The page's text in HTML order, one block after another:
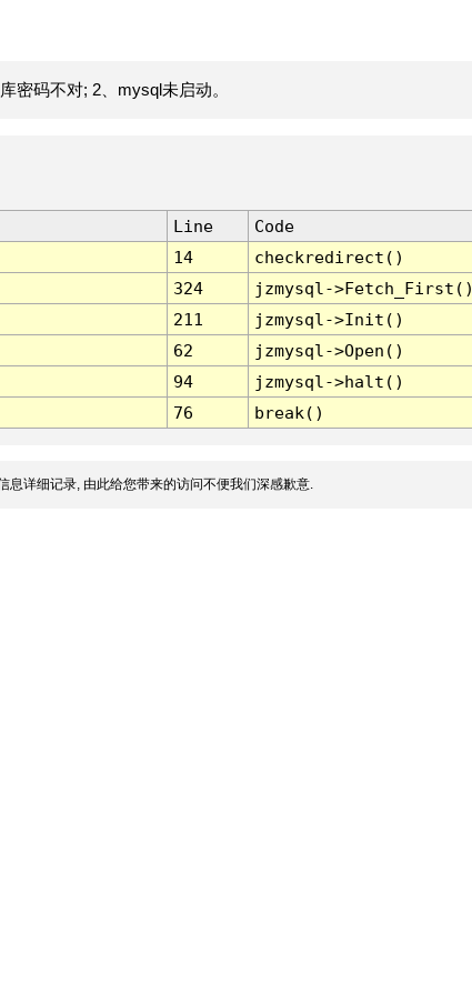
密码不对; 2、mysql未启动。
Line
Code
14
checkredirect()
324
jzmysql-
211
jzmysql->Init()
62
jzmysql->Open()
94
jzmysql->halt()
76 break()
息详细记录, 由此给您带来的访问不便我们深感歉意.